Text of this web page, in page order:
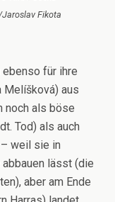
Fikota
für ihre
Melíšková) aus
noch als böse
Tod) als auch
weil sie in
lässt (die
aber am Ende